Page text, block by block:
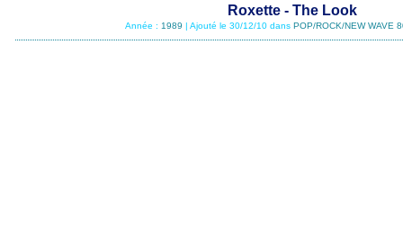
Roxette - The Look
Année : 1989 | Ajouté le 30/12/10 dans POP/ROCK/NEW WAVE